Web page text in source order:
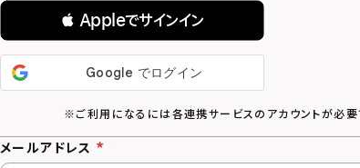
 Appleでサインイン
メールアドレス